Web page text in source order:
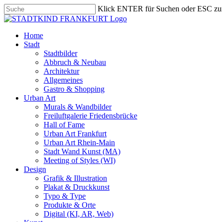
Skip
to
content
Klick ENTER für Suchen oder ESC
Close
search
Menu
Home
Stadt
Stadtbilder
Abbruch & Neubau
Architektur
Allgemeines
Gastro & Shopping
Urban Art
Murals & Wandbilder
Freiluftgalerie Friedensbrücke
Hall of Fame
Urban Art Frankfurt
Urban Art Rhein-Main
Stadt Wand Kunst (MA)
Meeting of Styles (WI)
Design
Grafik & Illustration
Plakat & Druckkunst
Typo & Type
Produkte & Orte
Digital (KI, AR, Web)